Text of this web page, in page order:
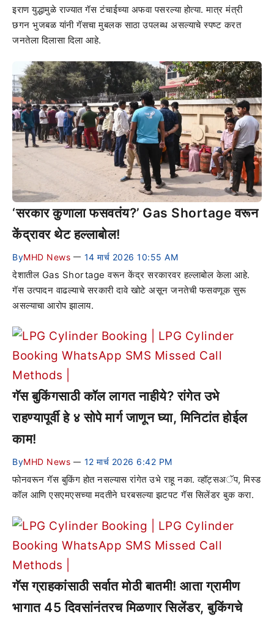
इराण युद्धामुळे राज्यात गॅस टंचाईच्या अफवा पसरल्या होत्या. मात्र मंत्री
छगन भुजबळ यांनी गॅसचा मुबलक साठा उपलब्ध असल्याचे स्पष्ट करत
जनतेला दिलासा दिला आहे.
‘सरकार कुणाला फसवतंय?’ Gas Shortage वरून
केंद्रावर थेट हल्लाबोल!
ByMHD News — 14 मार्च 2026 10:55 AM
देशातील Gas Shortage वरून केंद्र सरकारवर हल्लाबोल केला आहे.
गॅस उत्पादन वाढल्याचे सरकारी दावे खोटे असून जनतेची फसवणूक सुरू
असल्याचा आरोप झालाय.
गॅस बुकिंगसाठी कॉल लागत नाहीये? रांगेत उभे
राहण्यापूर्वी हे ४ सोपे मार्ग जाणून घ्या, मिनिटांत होईल
काम!
ByMHD News — 12 मार्च 2026 6:42 PM
फोनवरून गॅस बुकिंग होत नसल्यास रांगेत उभे राहू नका. व्हॉट्सअॅप, मिस्ड
कॉल आणि एसएमएसच्या मदतीने घरबसल्या झटपट गॅस सिलेंडर बुक करा.
गॅस ग्राहकांसाठी सर्वात मोठी बातमी! आता ग्रामीण
भागात 45 दिवसांनंतरच मिळणार सिलेंडर, बुकिंगचे